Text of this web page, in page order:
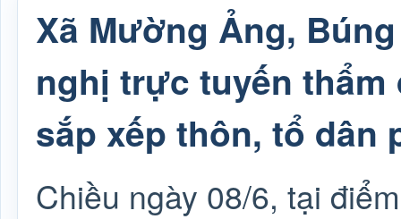
Xã Mường Ảng,
nghị trực tuyến
sắp xếp thôn, tổ dân
Chiều ngày 08/6, tại